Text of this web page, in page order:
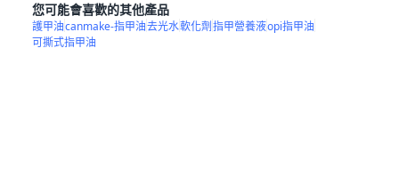
您可能會喜歡的其他產品
護甲油canmake-指甲油去光水軟化劑指甲營養液opi指甲油
可撕式指甲油